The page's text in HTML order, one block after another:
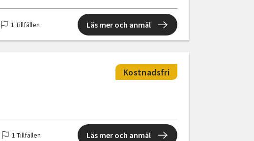
1 Tillfällen Läs mer och anmäl
Kostnadsfri
1 Tillfällen Läs mer och anmäl